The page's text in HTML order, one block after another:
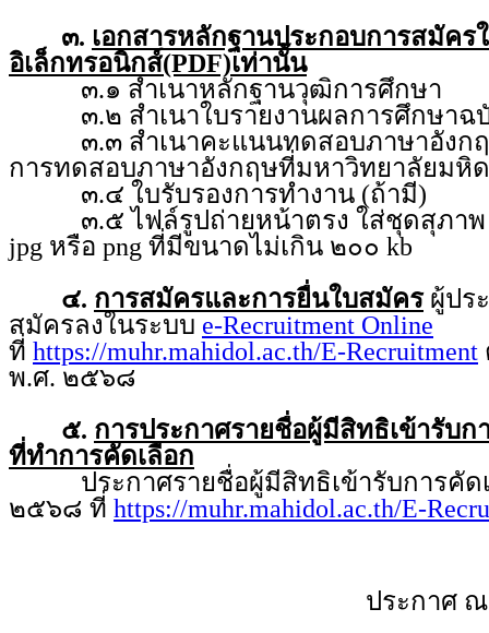
๓. เอกสารหลักฐานประกอบการสมัค
อิเล็กทรอนิกส์(PDF)เท่านั้น
๓.๑ สำเนาหลักฐานวุฒิการศึกษา
๓.๒ สำเนาใบรายงานผลการศึกษาฉ
๓.๓ สำเนาคะแนนทดสอบภาษาอังกฤ
การทดสอบภาษาอังกฤษที่มหาวิทยาลัยมหิ
๓.๔ ใบรับรองการทำงาน (ถ้ามี)
๓.๕ ไฟล์รูปถ่ายหน้าตรง ใส่ชุดสุภาพ ถ่
jpg หรือ png ที่มีขนาดไม่เกิน ๒๐๐ kb
๔. การสมัครและการยื่นใบสมัครผู้ปร
สมัครลงในระบบ e-Recruitment Online
ที่ https://muhr.mahidol.ac.th/E-Recruitment
พ.ศ. ๒๕๖๘
๕. การประกาศรายชื่อผู้มีสิทธิเข้ารับก
ที่ทำการคัดเลือก
ประกาศรายชื่อผู้มีสิทธิเข้ารับการคัดเ
๒๕๖๘ ที่ https://muhr.mahidol.ac.th/E-
ประกาศ